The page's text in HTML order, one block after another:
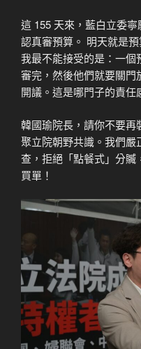
這 155 天來，藍白立委
認真審預算。 明天就是
我最不能接受的是：一個
審完，然後他們就要關門
開議。這是哪門子的責任
韓國瑜院長，請你不要
聚立院朝野共識。我們嚴
查，拒絕「點餐式」分贓
買單！